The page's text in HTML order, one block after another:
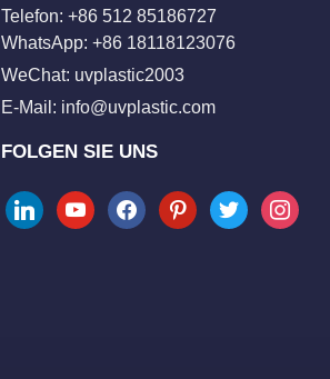
Telefon: +86 512 85186727
WhatsApp: +86 18118123076
WeChat: uvplastic2003
E-Mail: info@uvplastic.com
FOLGEN SIE UNS
linkedinyoutubefacebookpinteresttwitter instagram